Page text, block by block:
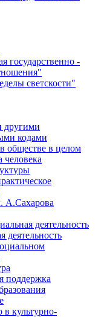
государственно -
светскости"
другими
кодами
обществе в целом
человека
А.Сахарова
деятельность
деятельность
поддержка
в культурно-